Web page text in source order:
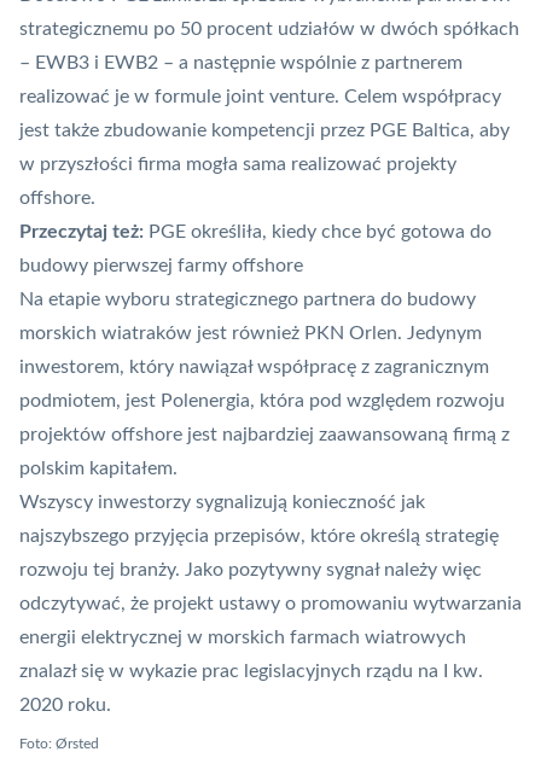
strategicznemu po 50 procent udziałów w dwóch spółkach
– EWB3 i EWB2 – a następnie wspólnie z partnerem
realizować je w formule joint venture. Celem współpracy
jest także zbudowanie kompetencji przez PGE Baltica, aby
w przyszłości firma mogła sama realizować projekty
offshore.
Przeczytaj też: PGE określiła, kiedy chce być gotowa do
budowy pierwszej farmy offshore
Na etapie wyboru strategicznego partnera do budowy
morskich wiatraków jest również PKN Orlen. Jedynym
inwestorem, który nawiązał współpracę z zagranicznym
podmiotem, jest Polenergia, która pod względem rozwoju
projektów offshore jest najbardziej zaawansowaną firmą z
polskim kapitałem.
Wszyscy inwestorzy sygnalizują konieczność jak
najszybszego przyjęcia przepisów, które określą strategię
rozwoju tej branży. Jako pozytywny sygnał należy więc
odczytywać, że projekt ustawy o promowaniu wytwarzania
energii elektrycznej w morskich farmach wiatrowych
znalazł się w wykazie prac legislacyjnych rządu na I kw.
2020 roku.
Foto: Ørsted